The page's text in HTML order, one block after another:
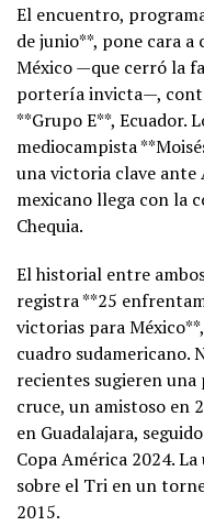
El encuentro,
de junio**, pone cara
México —que cerró la
portería invicta—,
**Grupo E**, Ecuador.
mediocampista
una victoria clave ante
mexicano llega con la
Chequia.
El historial entre
registra **25
victorias para
cuadro sudamericano.
recientes sugieren
cruce, un amistoso en
en Guadalajara,
Copa América 2024.
sobre el Tri en un
2015.